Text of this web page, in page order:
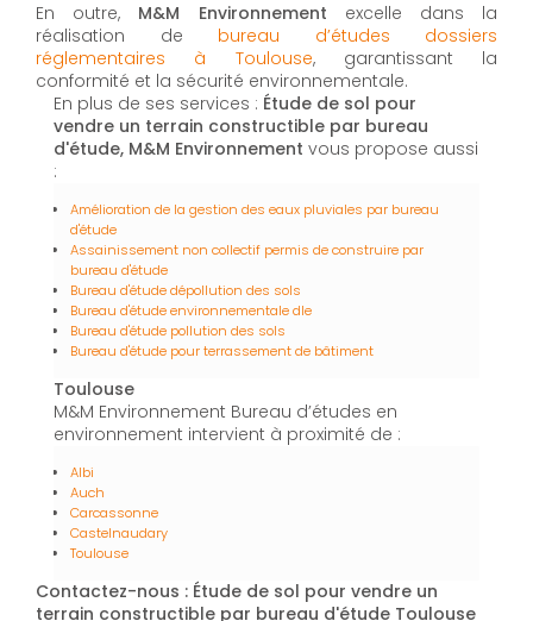
En outre, M&M Environnement excelle dans la
réalisation de bureau d’études dossiers
réglementaires à Toulouse, garantissant la
conformité et la sécurité environnementale.
En plus de ses services : Étude de sol pour
vendre un terrain constructible par bureau
d'étude, M&M Environnement vous propose aussi
:
Amélioration de la gestion des eaux pluviales par bureau
d'étude
Assainissement non collectif permis de construire par
bureau d'étude
Bureau d'étude dépollution des sols
Bureau d'étude environnementale dle
Bureau d'étude pollution des sols
Bureau d'étude pour terrassement de bâtiment
Toulouse
M&M Environnement Bureau d’études en
environnement intervient à proximité de :
Albi
Auch
Carcassonne
Castelnaudary
Toulouse
Contactez-nous : Étude de sol pour vendre un
terrain constructible par bureau d'étude Toulouse